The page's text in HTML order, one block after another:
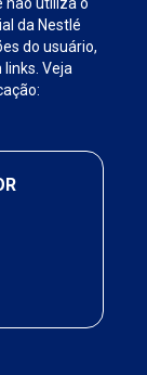
da Nestlé
do usuário,
Veja